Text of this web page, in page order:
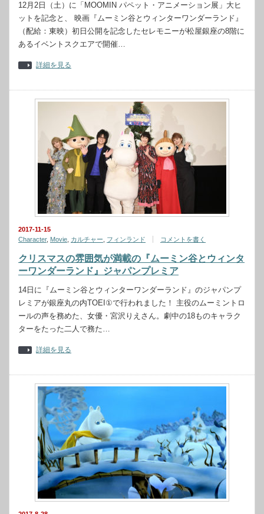
12月2日（土）に「MOOMIN パペット・アニメーション展」大ヒ
ットを記念と、 映画『ムーミン谷とウィンターワンダーランド』
（配給：東映）初日公開を記念したセレモニーが松屋銀座の8階に
あるイベントスクエアで開催…
詳細を見る
2017-11-15
Character, Movie カルチャー フィンランド コメントを書く
クリスマスの雰囲気が満載の『ムーミン谷とウィンタ
ーワンダーランド』ジャパンプレミア
14日に『ムーミン谷とウィンターワンダーランド』のジャパンプ
レミアが銀座丸の内TOEI①で行われました！ 主役のムーミントロ
ールの声を務めた、女優・宮沢りえさん。劇中の18ものキャラク
ターをたった二人で務た…
詳細を見る